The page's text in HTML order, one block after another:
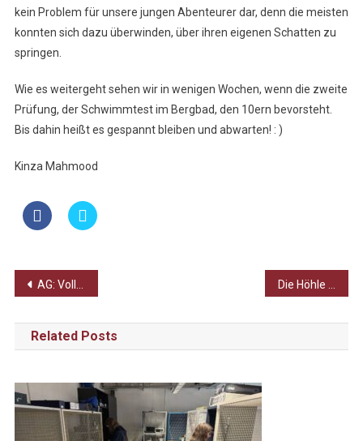
kein Problem für unsere jungen Abenteurer dar, denn die meisten
konnten sich dazu überwinden, über ihren eigenen Schatten zu
springen.
Wie es weitergeht sehen wir in wenigen Wochen, wenn die zweite
Prüfung, der Schwimmtest im Bergbad, den 10ern bevorsteht.
Bis dahin heißt es gespannt bleiben und abwarten! : )
Kinza Mahmood
Beitragsnavigation
AG: Volleyball Die Höhle der Löwen im Raum 218!
Related Posts